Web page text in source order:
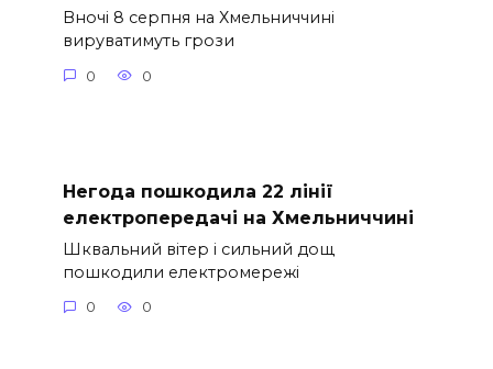
Вночі 8 серпня на Хмельниччині
вируватимуть грози
0 0
Негода пошкодила 22 лінії
електропередачі на Хмельниччині
Шквальний вітер і сильний дощ
пошкодили електромережі
0 0